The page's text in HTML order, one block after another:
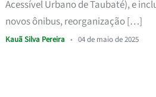
Acessível Urbano de Taubaté), e
novos ônibus, reorganização […]
Kauã Silva Pereira • 04 de maio de 2025